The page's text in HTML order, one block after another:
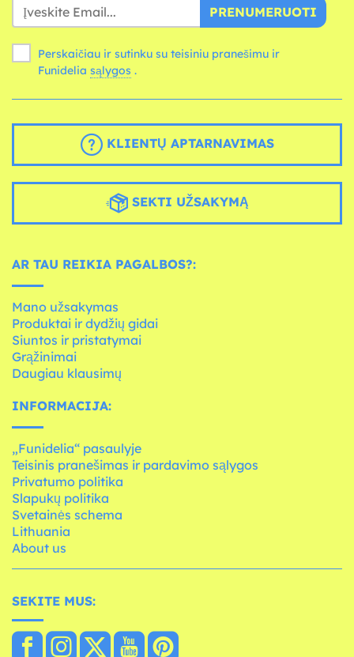
PRENUMERUOTI
Perskaičiau ir sutinku su teisiniu pranešimu ir
Funidelia sąlygos .
KLIENTŲ APTARNAVIMAS
SEKTI UŽSAKYMĄ
AR TAU REIKIA PAGALBOS?:
Mano užsakymas
Produktai ir dydžių gidai
Siuntos ir pristatymai
Grąžinimai
Daugiau klausimų
INFORMACIJA:
„Funidelia“ pasaulyje
Teisinis pranešimas ir pardavimo sąlygos
Privatumo politika
Slapukų politika
Svetainės schema
Lithuania
About us
SEKITE MUS: